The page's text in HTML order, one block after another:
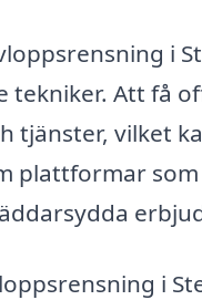
i
tekniker. Att få
tjänster, vilket
plattformar
i